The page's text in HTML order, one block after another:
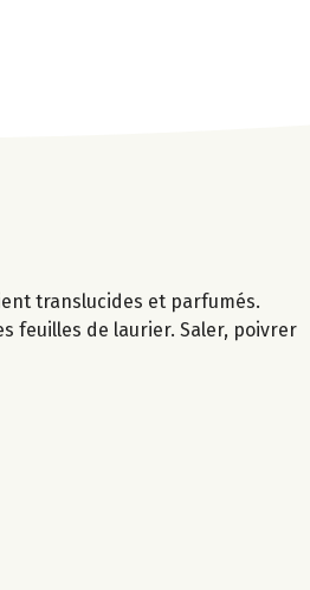
translucides et parfumés.
feuilles de laurier. Saler, poivrer